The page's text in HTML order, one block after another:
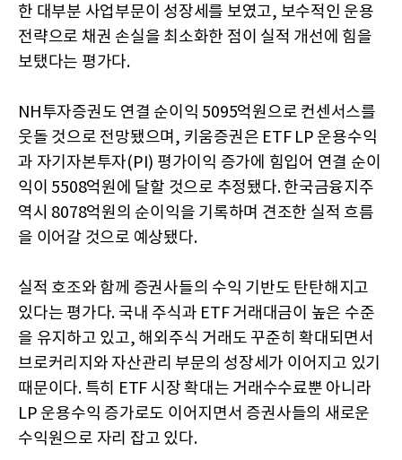
한 대부분 사업부문이 성장세를 보였고, 보수적인 운용
전략으로 채권 손실을 최소화한 점이 실적 개선에 힘을
보탰다는 평가다.
NH투자증권도 연결 순이익 5095억원으로 컨센서스를
웃돌 것으로 전망됐으며, 키움증권은 ETF LP 운용수익
과 자기자본투자(PI) 평가이익 증가에 힘입어 연결 순이
익이 5508억원에 달할 것으로 추정됐다. 한국금융지주
역시 8078억원의 순이익을 기록하며 견조한 실적 흐름
을 이어갈 것으로 예상됐다.
실적 호조와 함께 증권사들의 수익 기반도 탄탄해지고
있다는 평가다. 국내 주식과 ETF 거래대금이 높은 수준
을 유지하고 있고, 해외주식 거래도 꾸준히 확대되면서
브로커리지와 자산관리 부문의 성장세가 이어지고 있기
때문이다. 특히 ETF 시장 확대는 거래수수료뿐 아니라
LP 운용수익 증가로도 이어지면서 증권사들의 새로운
수익원으로 자리 잡고 있다.